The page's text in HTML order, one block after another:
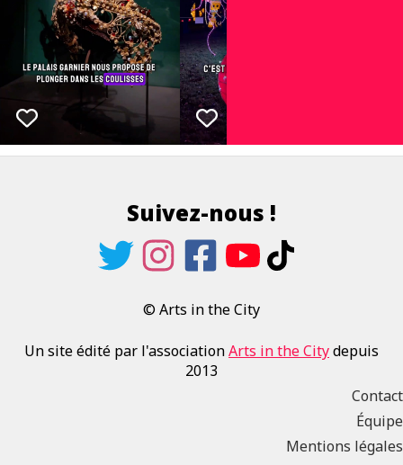
Suivez-nous !
© Arts in the City
Un site édité par l'associationArts in the Citydepuis
2013
Contact
Équipe
Mentions légales